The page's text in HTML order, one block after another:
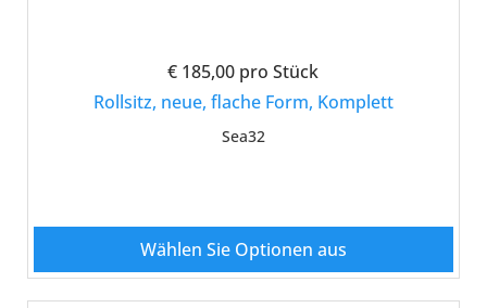
€ 185,00 pro Stück
Rollsitz, neue, flache Form, Komplett
Sea32
Wählen Sie Optionen aus